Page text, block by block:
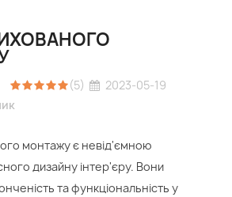
(5)
2023-05-19
монтажу є невід'ємною
дизайну інтер'єру. Вони
та функціональність у